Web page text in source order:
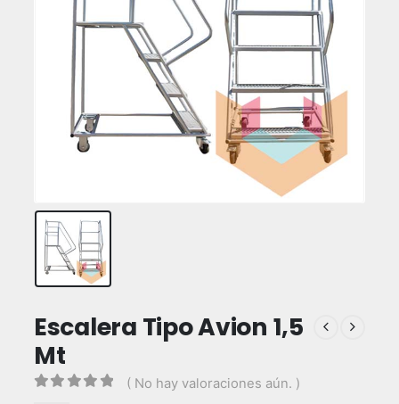
Escalera Tipo Avion 1,5
Mt
( No hay valoraciones aún. )